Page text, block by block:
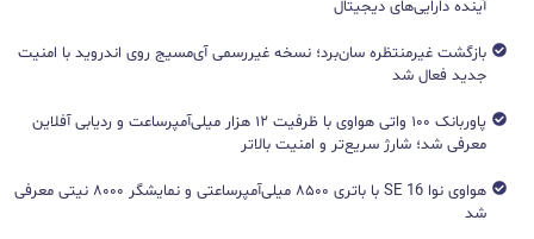
آینده دارایی‌های دیجیتال
بازگشت غیرمنتظره سان‌برد؛ نسخه غیررسمی آی‌مسیج روی اندروید با امنیت
جدید فعال شد
پاوربانک ۱۰۰ واتی هواوی با ظرفیت ۱۲ هزار میلی‌آمپرساعت و ردیابی آفلاین
معرفی شد؛ شارژ سریع‌تر و امنیت بالاتر
هواوی نوا 16 SE با باتری ۸۵۰۰ میلی‌آمپرساعتی و نمایشگر ۸۰۰۰ نیتی معرفی
شد